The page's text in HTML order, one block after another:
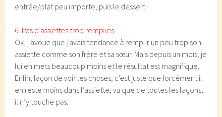
entrée/plat peu importe, puis le dessert !
6. Pas d’assiettes trop remplies
Ok, j’avoue que j’avais tendance à remplir un peu trop son
assiette comme son frère et sa sœur. Mais depuis un mois, je
lui en mets beaucoup moins et le résultat est magnifique.
Enfin, façon de voir les choses, c’est juste que forcément il
en reste moins dans l’assiette, vu que de toutes les façons,
il n’y touche pas.